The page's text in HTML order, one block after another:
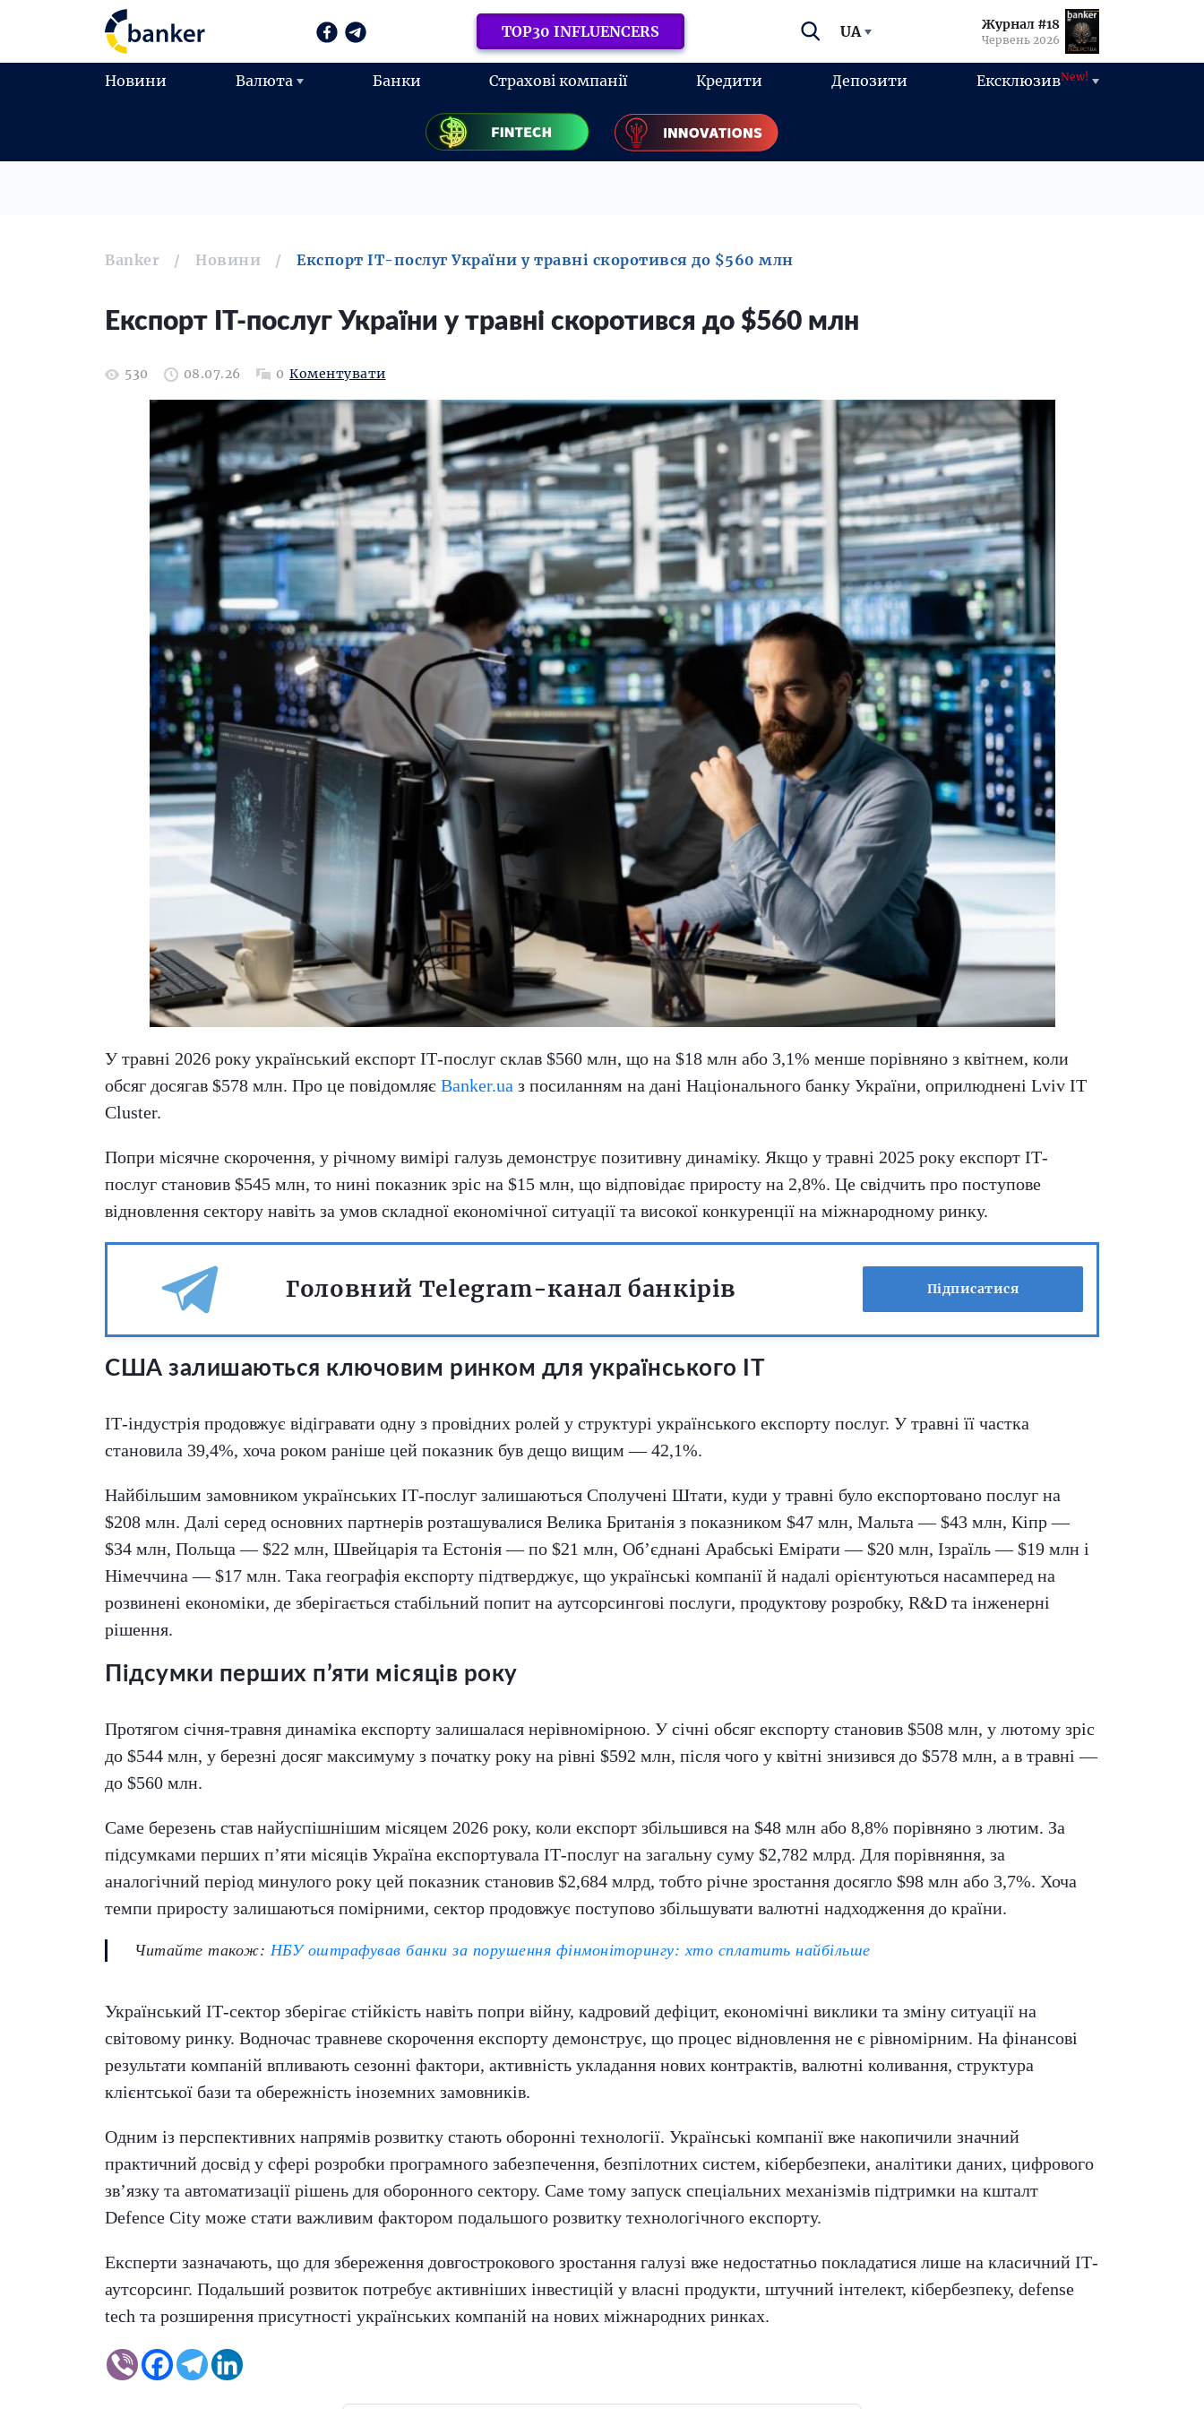
TOP30 INFLUENCERS UA Журнал #18
Червень 2026
Новини Валюта Банки Страхові компанії Кредити Депозити ЕксклюзивNew!
Banker Новини Експорт ІТ-послуг України у травні скоротився до $560 млн
Експорт ІТ-послуг України у травні скоротився до $560 млн
530 08.07.26 0 Коментувати
У травні 2026 року український експорт ІТ-послуг склав $560 млн, що на $18 млн або 3,1% менше порівняно з квітнем, коли
обсяг досягав $578 млн. Про це повідомляє Banker.ua з посиланням на дані Національного банку України, оприлюднені Lviv IT
Cluster.
Попри місячне скорочення, у річному вимірі галузь демонструє позитивну динаміку. Якщо у травні 2025 року експорт ІТ-
послуг становив $545 млн, то нині показник зріс на $15 млн, що відповідає приросту на 2,8%. Це свідчить про поступове
відновлення сектору навіть за умов складної економічної ситуації та високої конкуренції на міжнародному ринку.
Головний Telegram-канал банкірів Підписатися
США залишаються ключовим ринком для українського ІТ
ІТ-індустрія продовжує відігравати одну з провідних ролей у структурі українського експорту послуг. У травні її частка
становила 39,4%, хоча роком раніше цей показник був дещо вищим — 42,1%.
Найбільшим замовником українських ІТ-послуг залишаються Сполучені Штати, куди у травні було експортовано послуг на
$208 млн. Далі серед основних партнерів розташувалися Велика Британія з показником $47 млн, Мальта — $43 млн, Кіпр —
$34 млн, Польща — $22 млн, Швейцарія та Естонія — по $21 млн, Об’єднані Арабські Емірати — $20 млн, Ізраїль — $19 млн і
Німеччина — $17 млн. Така географія експорту підтверджує, що українські компанії й надалі орієнтуються насамперед на
розвинені економіки, де зберігається стабільний попит на аутсорсингові послуги, продуктову розробку, R&D та інженерні
рішення.
Підсумки перших п’яти місяців року
Протягом січня-травня динаміка експорту залишалася нерівномірною. У січні обсяг експорту становив $508 млн, у лютому зріс
до $544 млн, у березні досяг максимуму з початку року на рівні $592 млн, після чого у квітні знизився до $578 млн, а в травні —
до $560 млн.
Саме березень став найуспішнішим місяцем 2026 року, коли експорт збільшився на $48 млн або 8,8% порівняно з лютим. За
підсумками перших п’яти місяців Україна експортувала ІТ-послуг на загальну суму $2,782 млрд. Для порівняння, за
аналогічний період минулого року цей показник становив $2,684 млрд, тобто річне зростання досягло $98 млн або 3,7%. Хоча
темпи приросту залишаються помірними, сектор продовжує поступово збільшувати валютні надходження до країни.
Читайте також: НБУ оштрафував банки за порушення фінмоніторингу: хто сплатить найбільше
Український ІТ-сектор зберігає стійкість навіть попри війну, кадровий дефіцит, економічні виклики та зміну ситуації на
світовому ринку. Водночас травневе скорочення експорту демонструє, що процес відновлення не є рівномірним. На фінансові
результати компаній впливають сезонні фактори, активність укладання нових контрактів, валютні коливання, структура
клієнтської бази та обережність іноземних замовників.
Одним із перспективних напрямів розвитку стають оборонні технології. Українські компанії вже накопичили значний
практичний досвід у сфері розробки програмного забезпечення, безпілотних систем, кібербезпеки, аналітики даних, цифрового
зв’язку та автоматизації рішень для оборонного сектору. Саме тому запуск спеціальних механізмів підтримки на кшталт
Defence City може стати важливим фактором подальшого розвитку технологічного експорту.
Експерти зазначають, що для збереження довгострокового зростання галузі вже недостатньо покладатися лише на класичний ІТ-
аутсорсинг. Подальший розвиток потребує активніших інвестицій у власні продукти, штучний інтелект, кібербезпеку, defense
tech та розширення присутності українських компаній на нових міжнародних ринках.